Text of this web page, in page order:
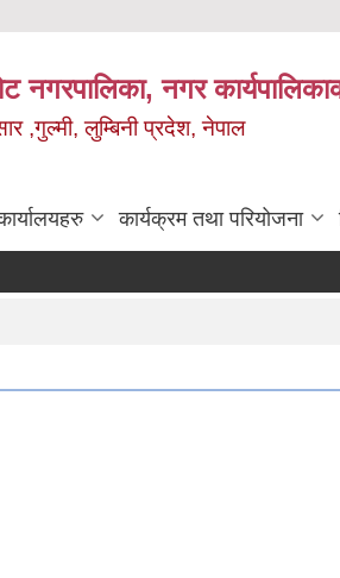
नगरपालिका, नगर
,गुल्मी, लुम्बिनी प्रदेश, नेपाल
कार्यक्रम तथा परियोजना